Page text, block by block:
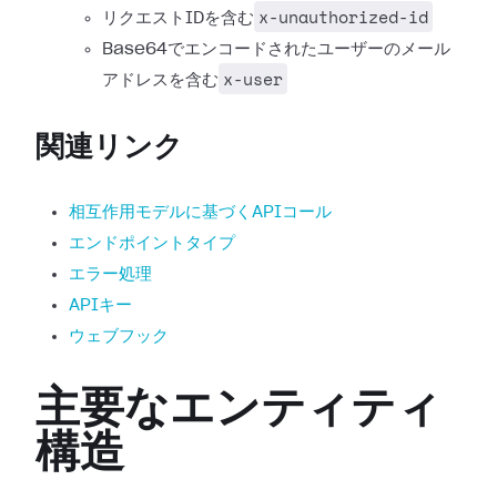
リクエストIDを含む x-unauthorized-id
Base64でエンコードされたユーザーのメール
アドレスを含む x-user
関連リンク
相互作用モデルに基づくAPIコール
エンドポイントタイプ
エラー処理
APIキー
ウェブフック
主要なエンティティ
構造